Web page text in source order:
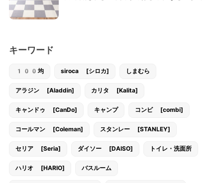
キーワード
100均 siroca [シロカ] しまむら
アラジン [Aladdin] カリタ [Kalita]
キャンドゥ [CanDo] キャンプ コンビ [combi]
コールマン [Coleman] スタンレー [STANLEY]
セリア [Seria] ダイソー [DAISO] トイレ・洗面所
ハリオ [HARIO] バスルーム